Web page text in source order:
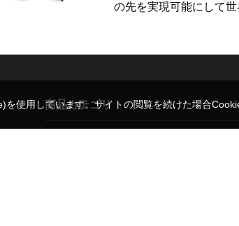
の先を実現可能にして世
商品カテゴリ
使用しています。サイトの閲覧を続けた場合